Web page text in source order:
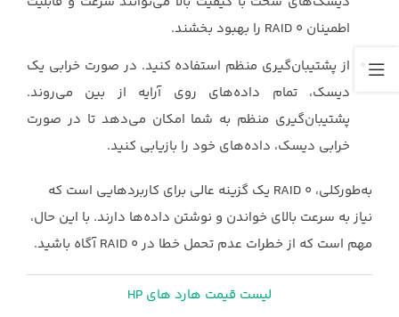
اطمینان ‏RAID 0‎‏ را بهبود بخشند.‏
از پشتیبان‌گیری منظم استفاده کنید. در صورت خرابی یک
دیسک، تمام داده‌های روی آرایه از ‏بین می‌روند.
پشتیبان‌گیری منظم به شما امکان می‌دهد تا در صورت
خرابی دیسک، داده‌های ‏خود را بازیابی کنید.‏
به‌طورکلی، ‏RAID 0‎‏ یک گزینه عالی برای کاربردهایی است که
نیاز به سرعت بالای خواندن و نوشتن ‏داده‌ها دارند. با این حال،
مهم است که از خطرات عدم تحمل خطا در ‏RAID 0‎‏ آگاه باشید.‏
لیست قیمت هارد های HP